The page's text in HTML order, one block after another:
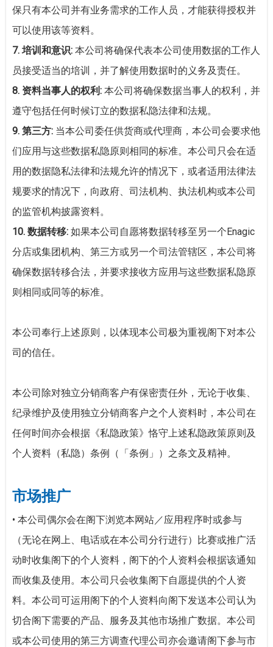
保只有本公司并有业务需求的工作人员，才能获得授权并
可以使用该等资料。
7. 培训和意识: 本公司将确保代表本公司使用数据的工作人
员接受适当的培训，并了解使用数据时的义务及责任。
8. 资料当事人的权利: 本公司将确保数据当事人的权利，并
遵守包括任何时候订立的数据私隐法律和法规。
9. 第三方: 当本公司委任供货商或代理商，本公司会要求他
们应用与这些数据私隐原则相同的标准。本公司只会在适
用的数据隐私法律和法规允许的情况下，或者适用法律法
规要求的情况下，向政府、司法机构、执法机构或本公司
的监管机构披露资料。
10. 数据转移: 如果本公司自愿将数据转移至另一个Enagic
分店或集团机构、第三方或另一个司法管辖区，本公司将
确保数据转移合法，并要求接收方应用与这些数据私隐原
则相同或同等的标准。
本公司奉行上述原则，以体现本公司极为重视阁下对本公
司的信任。
本公司除对独立分销商客户有保密责任外，无论于收集、
纪录维护及使用独立分销商客户之个人资料时，本公司在
任何时间亦会根据《私隐政策》恪守上述私隐政策原则及
个人资料（私隐）条例（「条例」）之条文及精神。
市场推广
• 本公司偶尔会在阁下浏览本网站／应用程序时或参与
（无论在网上、电话或在本公司分行进行）比赛或推广活
动时收集阁下的个人资料，阁下的个人资料会根据该通知
而收集及使用。本公司只会收集阁下自愿提供的个人资
料。本公司可运用阁下的个人资料向阁下发送本公司认为
切合阁下需要的产品、服务及其他市场推广数据。本公司
或本公司使用的第三方调查代理公司亦会邀请阁下参与市